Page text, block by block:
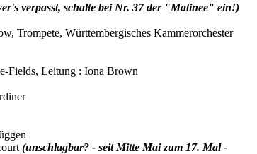
verpasst, schalte bei Nr. 37 der "Matinee" ein!)
Trompete, Württembergisches Kammerorchester
Fields, Leitung : Iona Brown
(unschlagbar? - seit Mitte Mai zum 17. Mal -